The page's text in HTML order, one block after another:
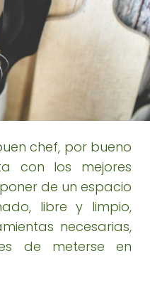
chef, por bueno
con los mejores
de un espacio
libre y limpio,
necesarias,
de meterse en